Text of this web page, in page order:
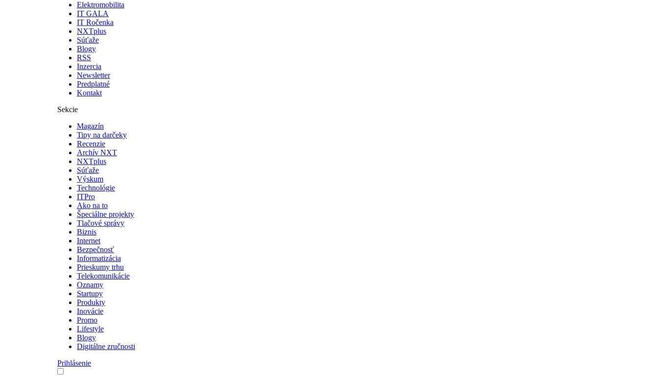
Elektromobilita
IT GALA
IT Ročenka
NXTplus
Súťaže
Blogy
RSS
Inzercia
Newsletter
Predplatné
Kontakt
Sekcie
Magazín
Tipy na darčeky
Recenzie
Archív NXT
NXTplus
Súťaže
Výskum
Technológie
ITPro
Ako na to
Špeciálne projekty
Tlačové správy
Biznis
Internet
Bezpečnosť
Informatizácia
Prieskumy trhu
Telekomunikácie
Oznamy
Startupy
Produkty
Inovácie
Promo
Lifestyle
Blogy
Digitálne zručnosti
Prihlásenie